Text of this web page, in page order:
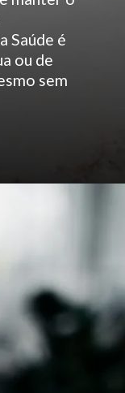
Saúde é
ou de
sem